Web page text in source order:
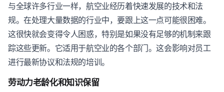
与全球许多行业一样，航空业经历着快速发展的技术和法
规。在处理大量数据的行业中，要跟上这一点可能很困难。
这很快就会变得令人困惑，特别是如果没有足够的机制来跟
踪这些更新。它适用于航空业的各个部门。这会影响对员工
进行最新协议和法规的培训。
劳动力老龄化和知识保留